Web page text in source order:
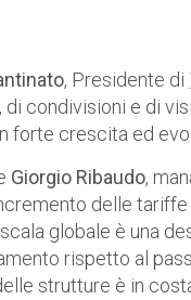
, Presidente di
di condivisioni e di
forte crescita ed
Giorgio Ribaudo,
delle
scala globale è una
rispetto al
strutture è in